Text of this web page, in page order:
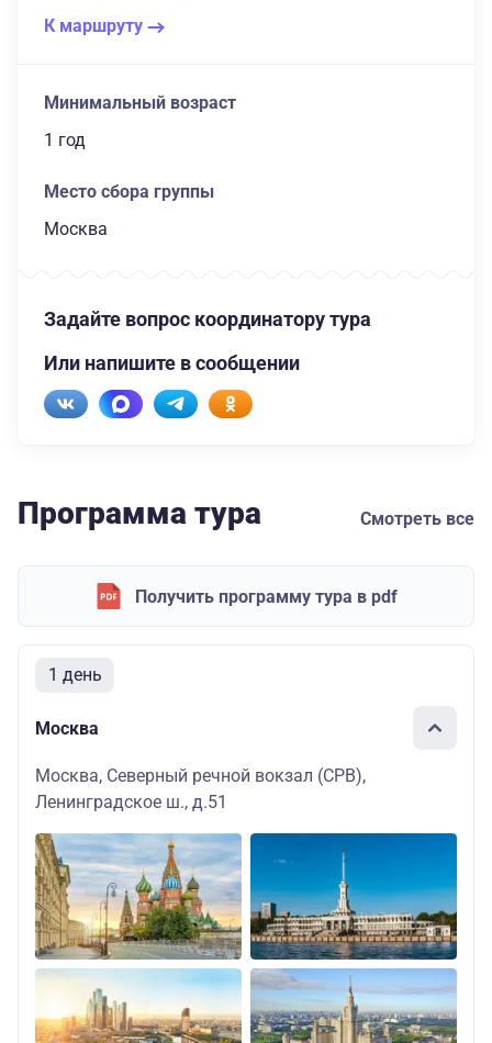
К маршруту
Минимальный возраст
1 год
Место сбора группы
Москва
Задайте вопрос координатору тура
Или напишите в сообщении
Программа тура Смотреть все
Получить программу тура в pdf
1 день
Москва
Москва, Северный речной вокзал (СРВ),
Ленинградское ш., д.51